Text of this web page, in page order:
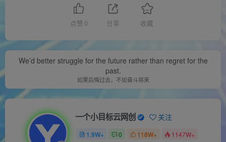
点赞 0 分享 收藏
We’d better struggle for the future rather than regret for the
past.
如果后悔过去，不如奋斗将来
一个小目标云网创 关注
1.9W+ 0 118W+ 1147W+